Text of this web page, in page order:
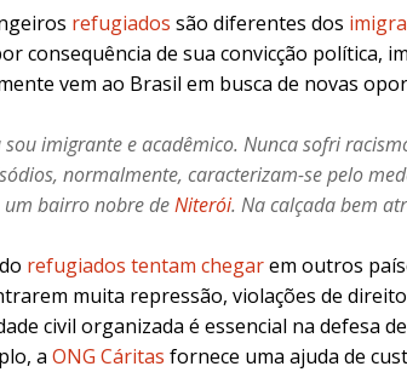
refugiados são diferentes dos
consequência de sua convicção política,
vem ao Brasil em busca de novas
sou imigrante e acadêmico. Nunca sofri
normalmente, caracterizam-se pelo
um bairro nobre deNiterói. Na calçada bem
refugiados tentam chegarem outros
muita repressão, violações de
civil organizada é essencial na defesa
a ONG Cáritas fornece uma ajuda de